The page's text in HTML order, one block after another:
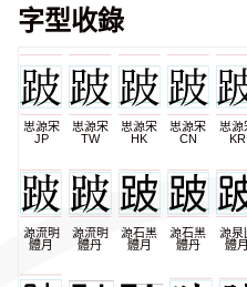
字型收錄
思源宋
JP
思源宋
TW
思源宋
HK
思源宋
CN
思源
KR
源流明
體月
源流明
體丹
源石黑
體月
源石黑
體丹
源泉
體月